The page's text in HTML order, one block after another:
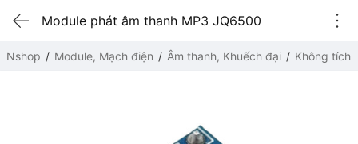
Module phát âm thanh MP3 JQ6500
Nshop Module, Mạch điện Âm thanh, Khuếch đại Không tích